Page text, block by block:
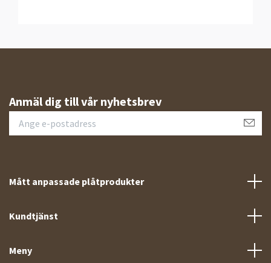
Anmäl dig till vår nyhetsbrev
Mått anpassade plåtprodukter
Kundtjänst
Meny